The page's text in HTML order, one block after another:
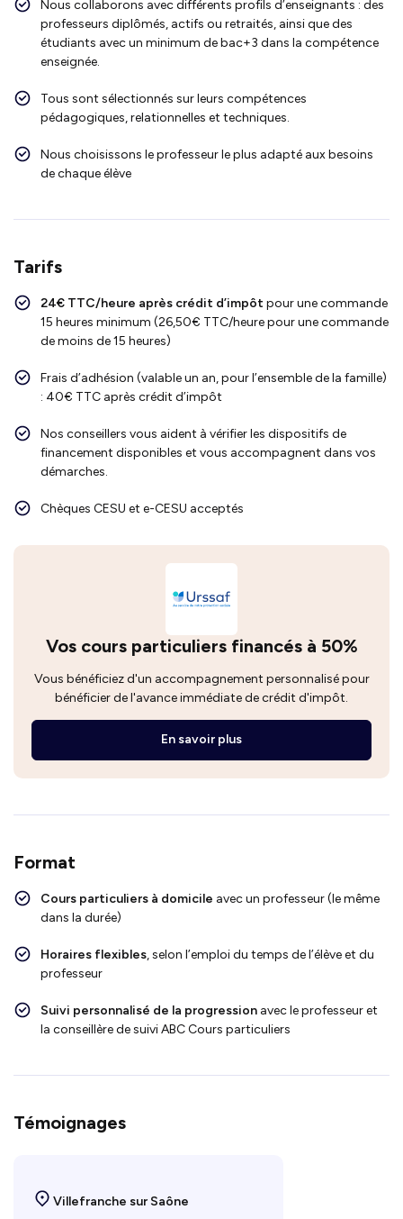
Nous collaborons avec différents profils d’enseignants : des
professeurs diplômés, actifs ou retraités, ainsi que des
étudiants avec un minimum de bac+3 dans la compétence
enseignée.
Tous sont sélectionnés sur leurs compétences
pédagogiques, relationnelles et techniques.
Nous choisissons le professeur le plus adapté aux besoins
de chaque élève
Tarifs
24€ TTC/heure après crédit d’impôt pour une commande
15 heures minimum (26,50€ TTC/heure pour une commande
de moins de 15 heures)
Frais d’adhésion (valable un an, pour l’ensemble de la famille)
: 40€ TTC après crédit d’impôt
Nos conseillers vous aident à vérifier les dispositifs de
financement disponibles et vous accompagnent dans vos
démarches.
Chèques CESU et e-CESU acceptés
Vos cours particuliers financés à 50%
Vous bénéficiez d'un accompagnement personnalisé pour
bénéficier de l'avance immédiate de crédit d'impôt.
En savoir plus
Format
Cours particuliers à domicile avec un professeur (le même
dans la durée)
Horaires flexibles, selon l’emploi du temps de l’élève et du
professeur
Suivi personnalisé de la progression avec le professeur et
la conseillère de suivi ABC Cours particuliers
Témoignages
Villefranche sur Saône